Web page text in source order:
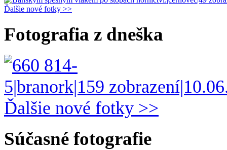
Ďalšie nové fotky >>
Fotografia z dneška
Ďalšie nové fotky >>
Súčasné fotografie